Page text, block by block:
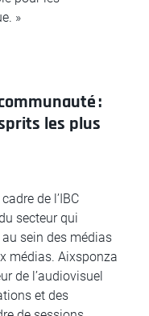
»
:
les plus
de l’IBC
secteur qui
sein des médias
médias. Aixsponza
de l’audiovisuel
et des